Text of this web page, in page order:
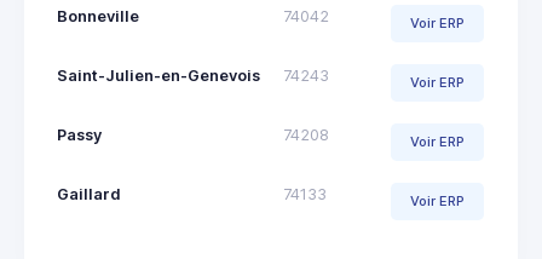
Bonneville 74042 Voir ERP
Saint-Julien-en-Genevois 74243 Voir ERP
Passy 74208 Voir ERP
Gaillard 74133 Voir ERP